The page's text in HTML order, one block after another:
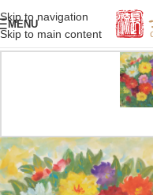
Skip to navigation
Skip to main content
MENU